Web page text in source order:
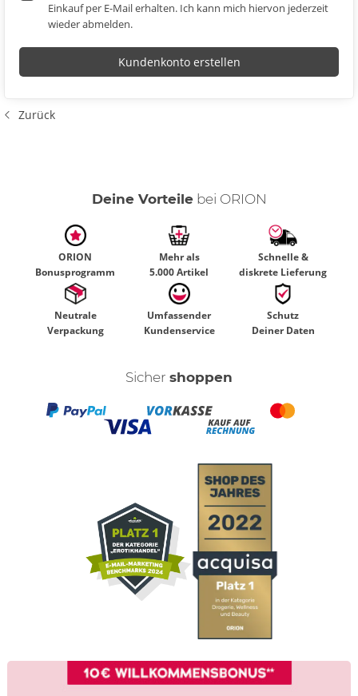
Einkauf per E-Mail erhalten. Ich kann mich hiervon jederzeit
wieder abmelden.
Kundenkonto erstellen
Zurück
Deine Vorteilebei ORION
ORION
Bonusprogramm
Mehr als
5.000 Artikel
Schnelle &
diskrete Lieferung
Neutrale
Verpackung
Umfassender
Kundenservice
Schutz
Deiner Daten
Sicher shoppen